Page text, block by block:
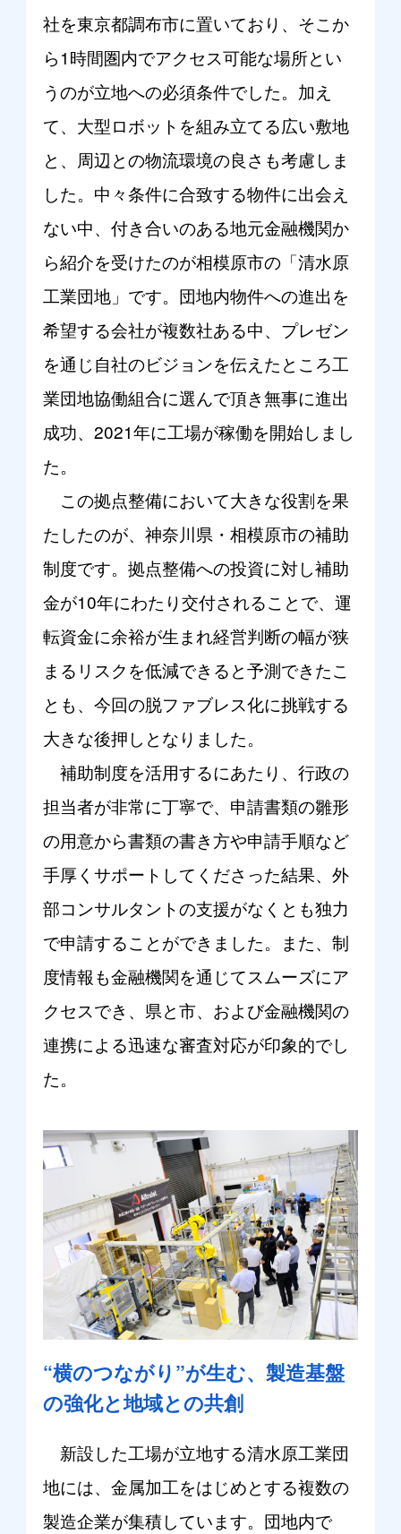
社を東京都調布市に置いており、そこか
ら1時間圏内でアクセス可能な場所とい
うのが立地への必須条件でした。加え
て、大型ロボットを組み立てる広い敷地
と、周辺との物流環境の良さも考慮しま
した。中々条件に合致する物件に出会え
ない中、付き合いのある地元金融機関か
ら紹介を受けたのが相模原市の「清水原
工業団地」です。団地内物件への進出を
希望する会社が複数社ある中、プレゼン
を通じ自社のビジョンを伝えたところ工
業団地協働組合に選んで頂き無事に進出
成功、2021年に工場が稼働を開始しまし
た。
この拠点整備において大きな役割を果
たしたのが、神奈川県・相模原市の補助
制度です。拠点整備への投資に対し補助
金が10年にわたり交付されることで、運
転資金に余裕が生まれ経営判断の幅が狭
まるリスクを低減できると予測できたこ
とも、今回の脱ファブレス化に挑戦する
大きな後押しとなりました。
補助制度を活用するにあたり、行政の
担当者が非常に丁寧で、申請書類の雛形
の用意から書類の書き方や申請手順など
手厚くサポートしてくださった結果、外
部コンサルタントの支援がなくとも独力
で申請することができました。また、制
度情報も金融機関を通じてスムーズにア
クセスでき、県と市、および金融機関の
連携による迅速な審査対応が印象的でし
た。
“横のつながり”が生む、製造基盤
の強化と地域との共創
新設した工場が立地する清水原工業団
地には、金属加工をはじめとする複数の
製造企業が集積しています。団地内で